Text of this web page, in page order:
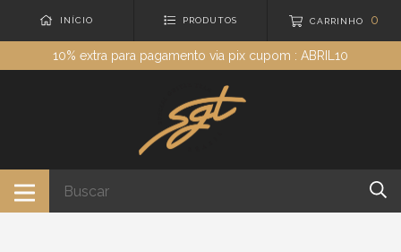
INÍCIO PRODUTOS CARRINHO 0
10% extra para pagamento via pix cupom : ABRIL10